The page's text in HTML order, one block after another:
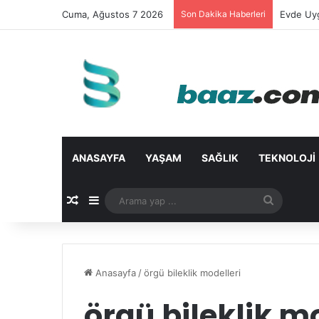
Cuma, Ağustos 7 2026 Son Dakika Haberleri Evde
ANASAYFA YAŞAM SAĞLIK TEKNOLOJI
Rastgele Makale
Kenar Bölmesi
yap
Anasayfa /örgü bileklik modelleri